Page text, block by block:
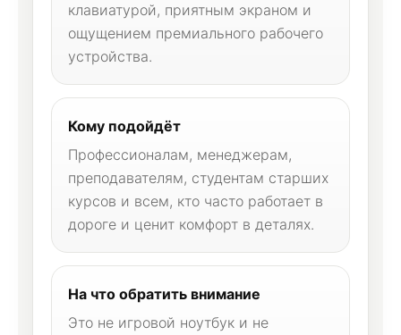
клавиатурой, приятным экраном и
ощущением премиального рабочего
устройства.
Кому подойдёт
Профессионалам, менеджерам,
преподавателям, студентам старших
курсов и всем, кто часто работает в
дороге и ценит комфорт в деталях.
На что обратить внимание
Это не игровой ноутбук и не